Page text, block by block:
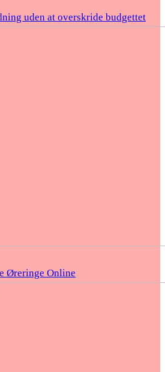
uden at overskride budgettet
Øreringe Online